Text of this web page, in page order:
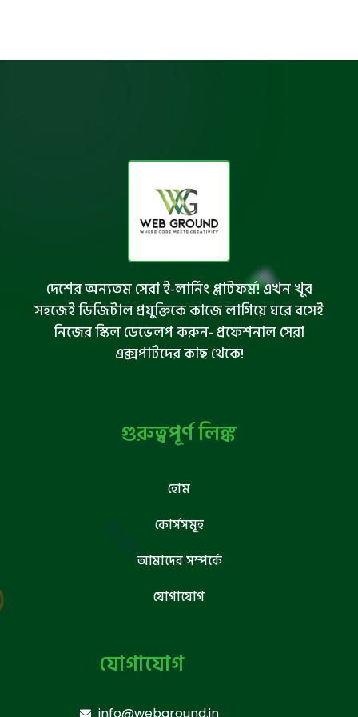
দেশের অন্যতম সেরা ই-লার্নিং প্লাটফর্ম! এখন খুব
সহজেই ডিজিটাল প্রযুক্তিকে কাজে লাগিয়ে ঘরে বসেই
নিজের স্কিল ডেভেলপ করুন- প্রফেশনাল সেরা
এক্সপার্টদের কাছ থেকে!
গুরুত্বপূর্ণ লিঙ্ক
হোম
কোর্সসমূহ
আমাদের সম্পর্কে
যোগাযোগ
যোগাযোগ